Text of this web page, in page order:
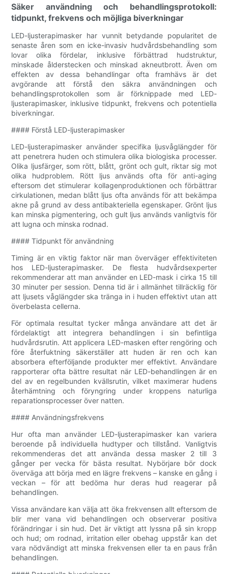
Säker användning och behandlingsprotokoll:
tidpunkt, frekvens och möjliga biverkningar
LED-ljusterapimasker har vunnit betydande popularitet de
senaste åren som en icke-invasiv hudvårdsbehandling som
lovar olika fördelar, inklusive förbättrad hudstruktur,
minskade ålderstecken och minskad akneutbrott. Även om
effekten av dessa behandlingar ofta framhävs är det
avgörande att förstå den säkra användningen och
behandlingsprotokollen som är förknippade med LED-
ljusterapimasker, inklusive tidpunkt, frekvens och potentiella
biverkningar.
#### Förstå LED-ljusterapimasker
LED-ljusterapimasker använder specifika ljusvåglängder för
att penetrera huden och stimulera olika biologiska processer.
Olika ljusfärger, som rött, blått, grönt och gult, riktar sig mot
olika hudproblem. Rött ljus används ofta för anti-aging
eftersom det stimulerar kollagenproduktionen och förbättrar
cirkulationen, medan blått ljus ofta används för att bekämpa
akne på grund av dess antibakteriella egenskaper. Grönt ljus
kan minska pigmentering, och gult ljus används vanligtvis för
att lugna och minska rodnad.
#### Tidpunkt för användning
Timing är en viktig faktor när man överväger effektiviteten
hos LED-ljusterapimasker. De flesta hudvårdsexperter
rekommenderar att man använder en LED-mask i cirka 15 till
30 minuter per session. Denna tid är i allmänhet tillräcklig för
att ljusets våglängder ska tränga in i huden effektivt utan att
överbelasta cellerna.
För optimala resultat tycker många användare att det är
fördelaktigt att integrera behandlingen i sin befintliga
hudvårdsrutin. Att applicera LED-masken efter rengöring och
före återfuktning säkerställer att huden är ren och kan
absorbera efterföljande produkter mer effektivt. Användare
rapporterar ofta bättre resultat när LED-behandlingen är en
del av en regelbunden kvällsrutin, vilket maximerar hudens
återhämtning och föryngring under kroppens naturliga
reparationsprocesser över natten.
#### Användningsfrekvens
Hur ofta man använder LED-ljusterapimasker kan variera
beroende på individuella hudtyper och tillstånd. Vanligtvis
rekommenderas det att använda dessa masker 2 till 3
gånger per vecka för bästa resultat. Nybörjare bör dock
överväga att börja med en lägre frekvens – kanske en gång i
veckan – för att bedöma hur deras hud reagerar på
behandlingen.
Vissa användare kan välja att öka frekvensen allt eftersom de
blir mer vana vid behandlingen och observerar positiva
förändringar i sin hud. Det är viktigt att lyssna på sin kropp
och hud; om rodnad, irritation eller obehag uppstår kan det
vara nödvändigt att minska frekvensen eller ta en paus från
behandlingen.